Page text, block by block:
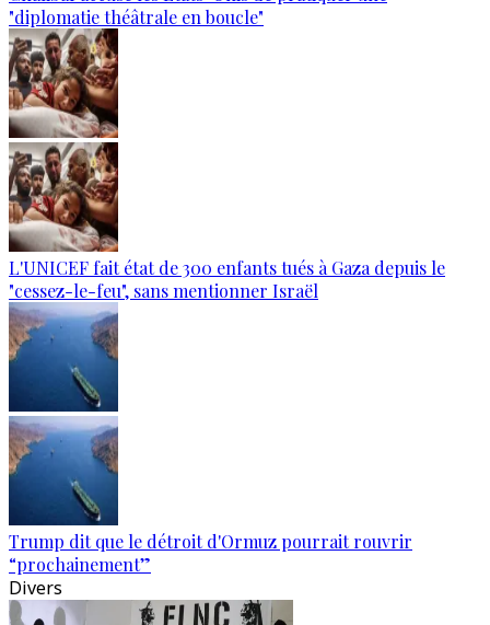
"diplomatie théâtrale en boucle"
L'UNICEF fait état de 300 enfants tués à Gaza depuis le
"cessez-le-feu", sans mentionner Israël
Trump dit que le détroit d'Ormuz pourrait rouvrir
“prochainement”
Divers